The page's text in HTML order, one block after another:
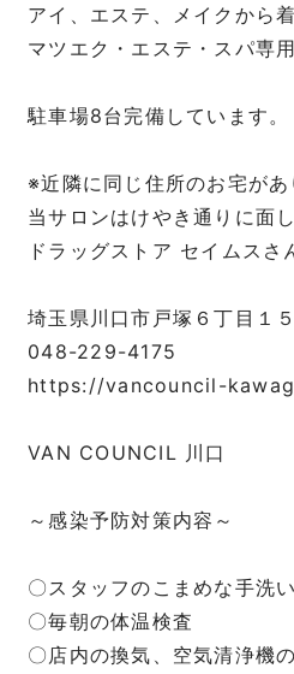
アイ、エステ、メイクから
マツエク・エステ・スパ専
駐車場8台完備しています。
※近隣に同じ住所のお宅が
当サロンはけやき通りに面
ドラッグストア セイムスさ
埼玉県川口市戸塚６丁目１
048-229-4175
https://vancouncil-
VAN COUNCIL 川口
～感染予防対策内容～
〇スタッフのこまめな手洗
〇毎朝の体温検査
〇店内の換気、空気清浄機